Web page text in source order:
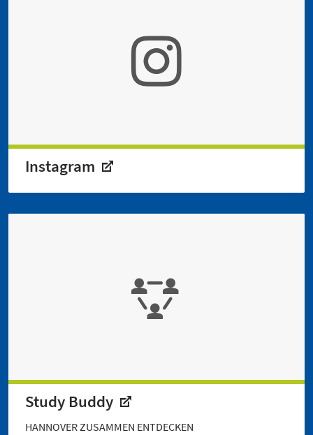
Instagram
Study Buddy
HANNOVER ZUSAMMEN ENTDECKEN